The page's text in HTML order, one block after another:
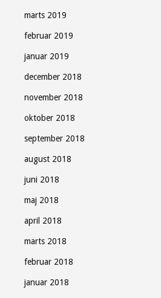
marts 2019
februar 2019
januar 2019
december 2018
november 2018
oktober 2018
september 2018
august 2018
juni 2018
maj 2018
april 2018
marts 2018
februar 2018
januar 2018